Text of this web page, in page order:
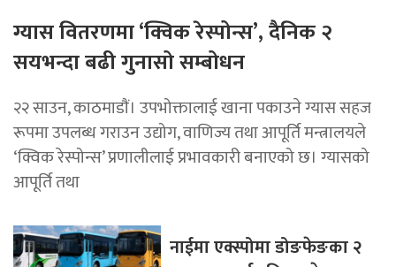
ग्यास वितरणमा ‘क्विक रेस्पोन्स’, दैनिक २
सयभन्दा बढी गुनासो सम्बोधन
२२ साउन, काठमाडाैं। उपभोक्तालाई खाना पकाउने ग्यास सहज
रूपमा उपलब्ध गराउन उद्योग, वाणिज्य तथा आपूर्ति मन्त्रालयले
‘क्विक रेस्पोन्स’ प्रणालीलाई प्रभावकारी बनाएको छ। ग्यासको
आपूर्ति तथा
नाईमा एक्स्पोमा डोङफेङका २